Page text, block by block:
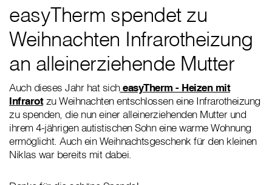
easyTherm spendet zu
Weihnachten Infrarotheizung
an alleinerziehende Mutter
Auch dieses Jahr hat sicheasyTherm - Heizen mit
Infrarotzu Weihnachten entschlossen eine Infrarotheizung
zu spenden, die nun einer alleinerziehenden Mutter und
ihrem 4-jährigen autistischen Sohn eine warme Wohnung
ermöglicht. Auch ein Weihnachtsgeschenk für den kleinen
Niklas war bereits mit dabei.